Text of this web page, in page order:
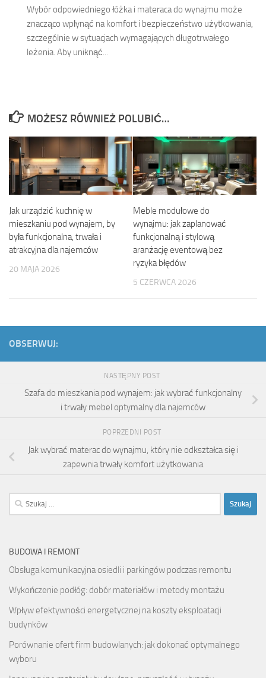
Wybór odpowiedniego łóżka i materaca do wynajmu może
znacząco wpłynąć na komfort i bezpieczeństwo użytkowania,
szczególnie w sytuacjach wymagających długotrwałego
leżenia. Aby uniknąć...
MOŻESZ RÓWNIEŻ POLUBIĆ…
Jak urządzić kuchnię w
mieszkaniu pod wynajem, by
była funkcjonalna, trwała i
atrakcyjna dla najemców
20 MAJA 2026
Meble modułowe do
wynajmu: jak zaplanować
funkcjonalną i stylową
aranżację eventową bez
ryzyka błędów
5 CZERWCA 2026
OBSERWUJ:
NASTĘPNY POST
Szafa do mieszkania pod wynajem: jak wybrać funkcjonalny
i trwały mebel optymalny dla najemców
POPRZEDNI POST
Jak wybrać materac do wynajmu, który nie odkształca się i
zapewnia trwały komfort użytkowania
Szukaj:
BUDOWA I REMONT
Obsługa komunikacyjna osiedli i parkingów podczas remontu
Wykończenie podłóg: dobór materiałów i metody montażu
Wpływ efektywności energetycznej na koszty eksploatacji
budynków
Porównanie ofert firm budowlanych: jak dokonać optymalnego
wyboru